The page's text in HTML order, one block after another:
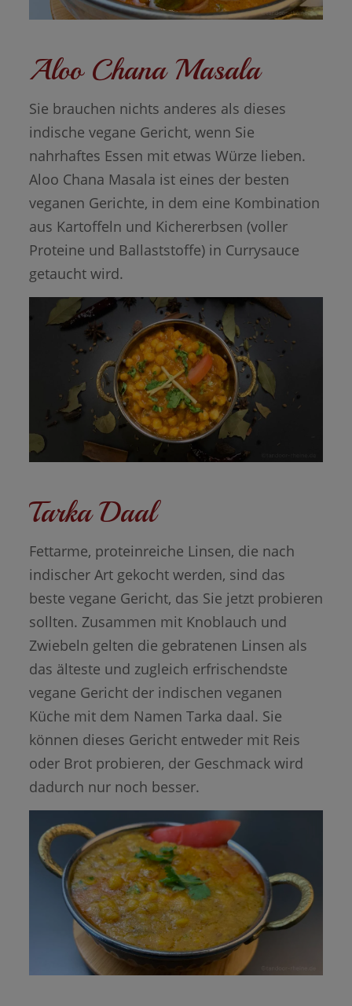
Aloo Chana Masala
Sie brauchen nichts anderes als dieses
indische vegane Gericht, wenn Sie
nahrhaftes Essen mit etwas Würze lieben.
Aloo Chana Masala ist eines der besten
veganen Gerichte, in dem eine Kombination
aus Kartoffeln und Kichererbsen (voller
Proteine und Ballaststoffe) in Currysauce
getaucht wird.
Tarka Daal
Fettarme, proteinreiche Linsen, die nach
indischer Art gekocht werden, sind das
beste vegane Gericht, das Sie jetzt probieren
sollten. Zusammen mit Knoblauch und
Zwiebeln gelten die gebratenen Linsen als
das älteste und zugleich erfrischendste
vegane Gericht der indischen veganen
Küche mit dem Namen Tarka daal. Sie
können dieses Gericht entweder mit Reis
oder Brot probieren, der Geschmack wird
dadurch nur noch besser.